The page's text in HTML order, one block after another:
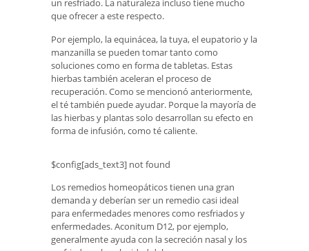
un resfriado. La naturaleza incluso tiene mucho
que ofrecer a este respecto.
Por ejemplo, la equinácea, la tuya, el eupatorio y la
manzanilla se pueden tomar tanto como
soluciones como en forma de tabletas. Estas
hierbas también aceleran el proceso de
recuperación. Como se mencionó anteriormente,
el té también puede ayudar. Porque la mayoría de
las hierbas y plantas solo desarrollan su efecto en
forma de infusión, como té caliente.
$config[ads_text3] not found
Los remedios homeopáticos tienen una gran
demanda y deberían ser un remedio casi ideal
para enfermedades menores como resfriados y
enfermedades. Aconitum D12, por ejemplo,
generalmente ayuda con la secreción nasal y los